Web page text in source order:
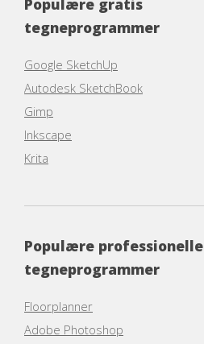
tegneprogrammer
Google SketchUp
Autodesk SketchBook
Gimp
Inkscape
Krita
Populære professionelle
tegneprogrammer
Floorplanner
Adobe Photoshop